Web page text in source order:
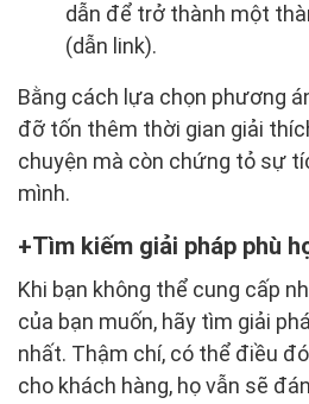
dẫn để trở thành một
(dẫn link).
Bằng cách lựa chọn phương
đỡ tốn thêm thời gian giải
chuyện mà còn chứng tỏ sự
mình.
Tìm kiếm giải pháp phù
Khi bạn không thể cung cấp
của bạn muốn, hãy tìm giải
nhất. Thậm chí, có thể điều
cho khách hàng, họ vẫn sẽ